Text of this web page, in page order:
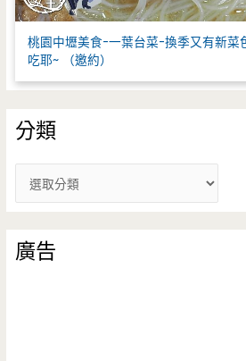
桃園中壢美食-一葉台菜-換季又有新菜
吃耶~ （邀約）
分類
類
廣告